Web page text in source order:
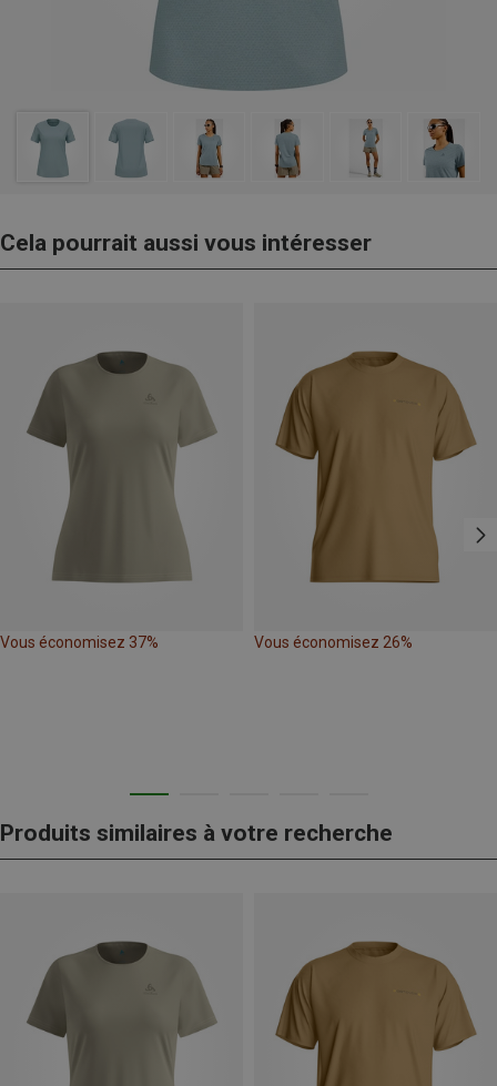
Cela pourrait aussi vous intéresser
Vous économisez 37% Vous économisez 26%
Produits similaires à votre recherche